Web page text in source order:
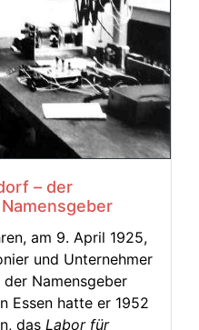
– der
am 9. April 1925,
und Unternehmer
Namensgeber
Essen hatte er 1952
das Labor für